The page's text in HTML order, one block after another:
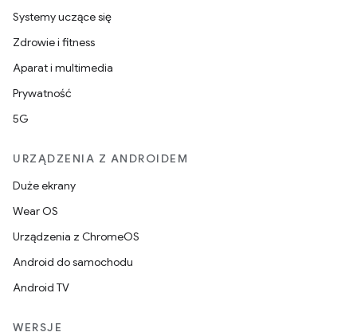
Systemy uczące się
Zdrowie i fitness
Aparat i multimedia
Prywatność
5G
URZĄDZENIA Z ANDROIDEM
Duże ekrany
Wear OS
Urządzenia z ChromeOS
Android do samochodu
Android TV
WERSJE